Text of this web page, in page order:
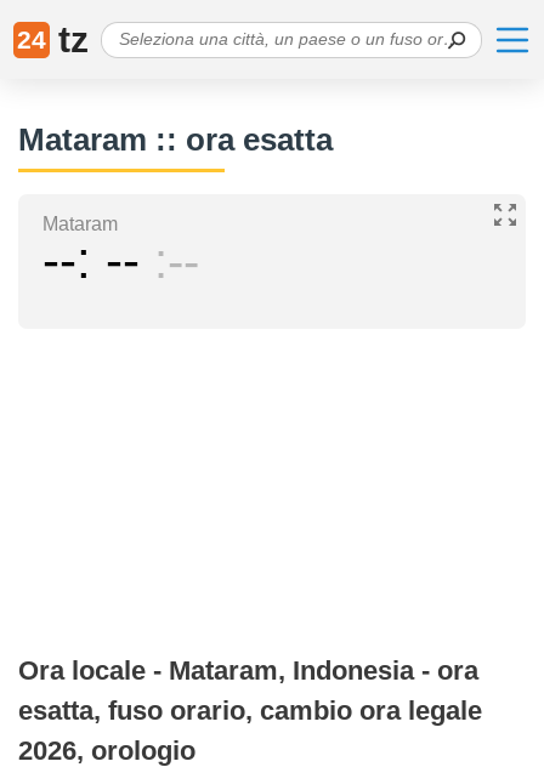
24 tz
Mataram :: ora esatta
Mataram
-- -- --
Ora locale - Mataram, Indonesia - ora
esatta, fuso orario, cambio ora legale
2026, orologio